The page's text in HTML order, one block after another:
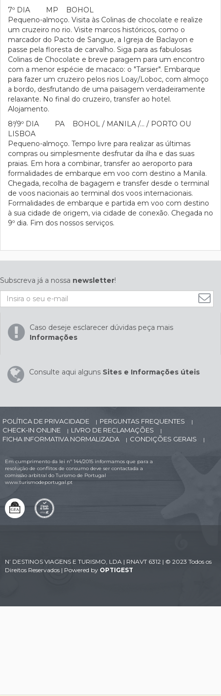
7º DIA MP BOHOL
Pequeno-almoço. Visita às Colinas de chocolate e realize
um cruzeiro no rio. Visite marcos históricos, como o
marcador do Pacto de Sangue, a Igreja de Baclayon e
passe pela floresta de carvalho. Siga para as fabulosas
Colinas de Chocolate e breve paragem para um encontro
com a menor espécie de macaco: o "Tarsier". Embarque
para fazer um cruzeiro pelos rios Loay/Loboc, com almoço
a bordo, desfrutando de uma paisagem verdadeiramente
relaxante. No final do cruzeiro, transfer ao hotel.
Alojamento.
8º/9º DIA PA BOHOL / MANILA /… / PORTO OU
LISBOA
Pequeno-almoço. Tempo livre para realizar as últimas
compras ou simplesmente desfrutar da ilha e das suas
praias. Em hora a combinar, transfer ao aeroporto para
formalidades de embarque em voo com destino a Manila.
Chegada, recolha de bagagem e transfer desde o terminal
de voos nacionais ao terminal dos voos internacionais.
Formalidades de embarque e partida em voo com destino
à sua cidade de origem, via cidade de conexão. Chegada no
9º dia. Fim dos nossos serviços.
Subscreva já a nossa newsletter!
Caso deseje esclarecer dúvidas peça mais
Informações
Consulte aqui alguns Sites e Informações úteis
POLÍTICA DE PRIVACIDADE | PERGUNTAS FREQUENTES |
CHECK-IN ONLINE | LIVRO DE RECLAMAÇÕES |
FICHA INFORMATIVA NORMALIZADA | CONDIÇÕES GERAIS |
Em cumprimento da lei nº 144/2015 informamos que para a
resolução de conflitos de consumo deve ser contactada a
comissão arbitral do Turismo de Portugal
www.turismodeportugal.pt
N’ DESTINOS VIAGENS E TURISMO, LDA | RNAVT 6312 | © 2023 Todos os
Direitos Reservados | Powered by OPTIGEST